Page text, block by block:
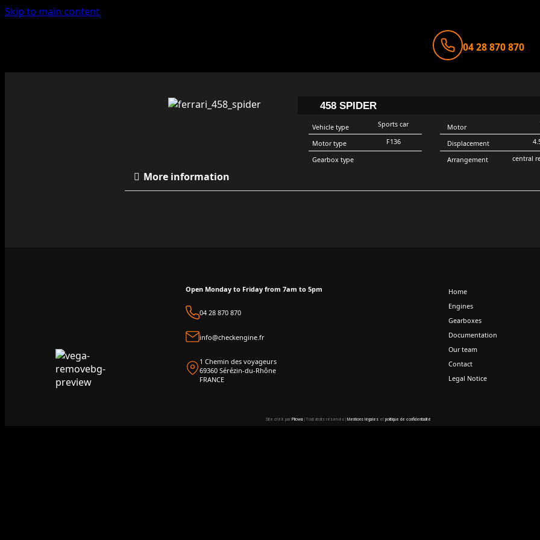
Skip to main content
04 28 870 870
458 SPIDER
Vehicle type
Motor type
Gearbox type
Sports car
F136
Motor
Displacement
Arrangement
central
More information
Open Monday to Friday from 7am to 5pm
04 28 870 870
info@checkengine.fr
1 Chemin des voyageurs
69360 Sérézin-du-Rhône
FRANCE
Home
Engines
Gearboxes
Documentation
Our team
Contact
Legal Notice
Site créé par Pilowa | Tout droits réservés | Mentions légales et politique de confidentialité